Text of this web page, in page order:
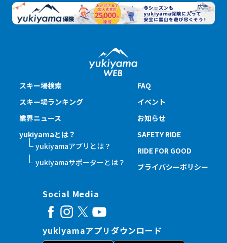
スキー場検索
スキー場ランキング
業界ニュース
yukiyamaとは？
yukiyamaアプリとは？
yukiyamaサポーターとは？
FAQ
イベント
お知らせ
SAFETY RIDE
RIDE FOR GOOD
プライバシーポリシー
Social Media
yukiyamaアプリダウンロード